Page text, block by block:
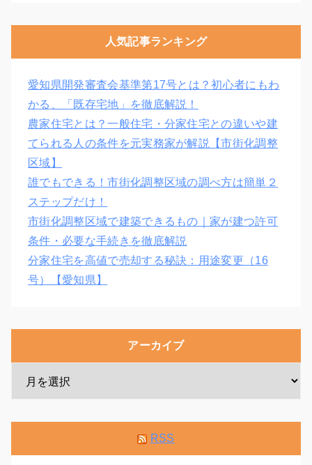
人気記事ランキング
愛知県開発審査会基準第17号とは？初心者にもわ
かる、「既存宅地」を徹底解説！
農家住宅とは？一般住宅・分家住宅との違いや建
てられる人の条件を元実務家が解説【市街化調整
区域】
誰でもできる！市街化調整区域の調べ方は簡単２
ステップだけ！
市街化調整区域で建築できるもの｜家が建つ許可
条件・必要な手続きを徹底解説
分家住宅を高値で売却する秘訣：用途変更（16
号）【愛知県】
アーカイブ
RSS